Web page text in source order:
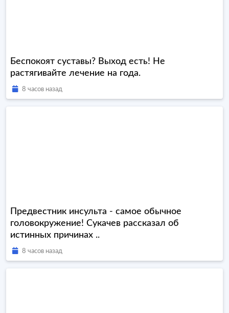
Беспокоят суставы? Выход есть! Не
растягивайте лечение на года.
8 часов назад
Предвестник инсульта - самое обычное
головокружение! Сукачев рассказал об
истинных причинах ..
8 часов назад